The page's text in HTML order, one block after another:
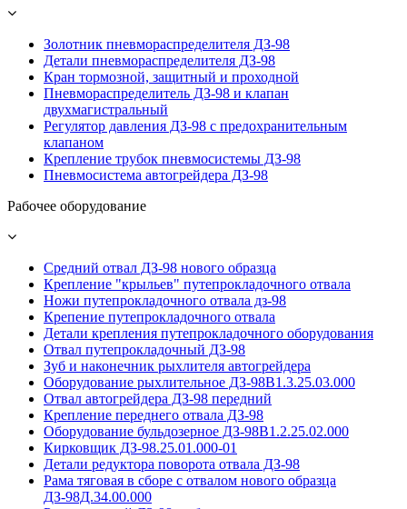
Золотник пневмораспределителя ДЗ-98
Детали пневмораспределителя ДЗ-98
Кран тормозной, защитный и проходной
Пневмораспределитель ДЗ-98 и клапан
двухмагистральный
Регулятор давления ДЗ-98 с предохранительным
клапаном
Крепление трубок пневмосистемы ДЗ-98
Пневмосистема автогрейдера ДЗ-98
Рабочее оборудование
Средний отвал ДЗ-98 нового образца
Крепление "крыльев" путепрокладочного отвала
Ножи путепрокладочного отвала дз-98
Крепение путепрокладочного отвала
Детали крепления путепрокладочного оборудования
Отвал путепрокладочный ДЗ-98
Зуб и наконечник рыхлителя автогрейдера
Оборудование рыхлительное ДЗ-98В1.3.25.03.000
Отвал автогрейдера ДЗ-98 передний
Крепление переднего отвала ДЗ-98
Оборудование бульдозерное ДЗ-98В1.2.25.02.000
Кирковщик ДЗ-98.25.01.000-01
Детали редуктора поворота отвала ДЗ-98
Рама тяговая в сборе с отвалом нового образца
ДЗ-98Д.34.00.000